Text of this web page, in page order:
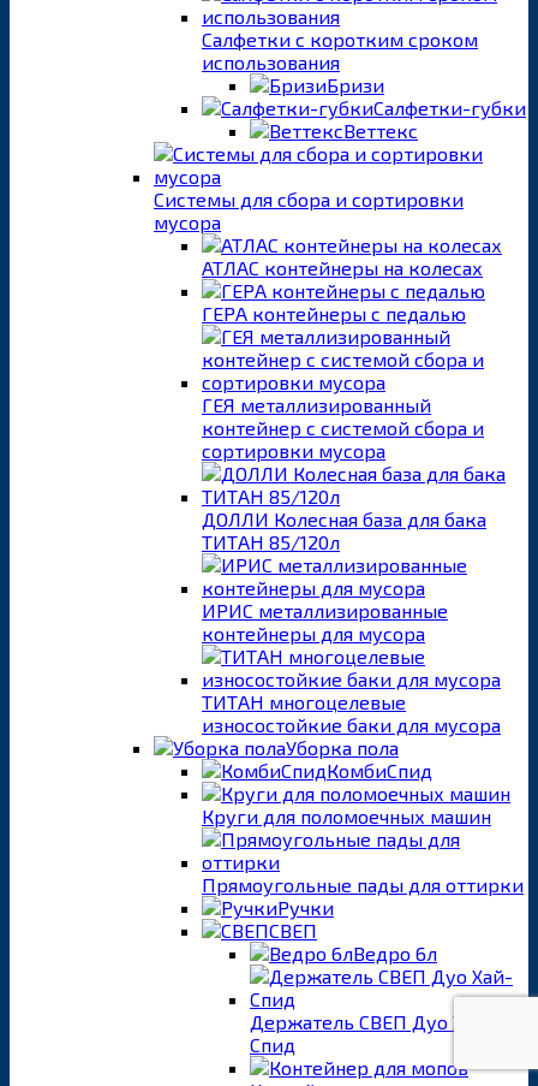
Салфетки с коротким сроком
использования
Бризи
Салфетки-губки
Веттекс
Системы для сбора и сортировки
мусора
АТЛАС контейнеры на колесах
ГЕРА контейнеры с педалью
ГЕЯ металлизированный
контейнер с системой сбора и
сортировки мусора
ДОЛЛИ Колесная база для бака
ТИТАН 85/120л
ИРИС металлизированные
контейнеры для мусора
ТИТАН многоцелевые
износостойкие баки для мусора
Уборка пола
КомбиСпид
Круги для поломоечных машин
Прямоугольные пады для оттирки
Ручки
СВЕП
Ведро 6л
Держатель СВЕП Дуо Хай-
Спид